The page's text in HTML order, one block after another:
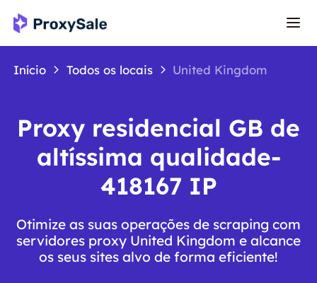
Início Todos os locais United Kingdom
Proxy residencial GB de
altíssima qualidade-
418167 IP
Otimize as suas operações de scraping com
servidores proxy United Kingdom e alcance
os seus sites alvo de forma eficiente!